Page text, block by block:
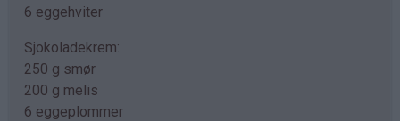
6 eggehviter
Sjokoladekrem:
250 g smør
200 g melis
6 eggeplommer